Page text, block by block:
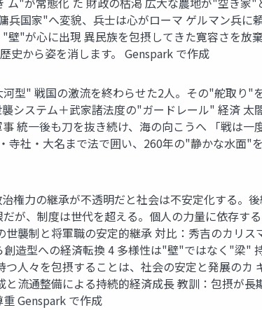
国家"へ変貌、兵士は心がローマ ゲルマン兵に
"が心に出現 異民族を包摂してきた寛容さを放
史から姿を消します。 Genspark で作成
型" 戦国の激流を終わらせた2人。その"舵取り"
ステム＋武家諸法度の"ガードレール" 経済 太
統一後も刀を抜き続け、海の向こうへ 「戦は
寺社・大名まで法で囲い、260年の"静かな水面"
権力の継承が不透明だと社会は不安定化する。
が、制度は世代を超える。個人の力量に依存す
襲制と将軍職の安定的継承 対比：秀吉のカリス
造型への経済転換 4 多様性は"壁"ではなく"梁"
人々を包摂することは、社会の安定と発展のカ
流通整備による持続的経済成長 教訓：包摂が長
Genspark で作成